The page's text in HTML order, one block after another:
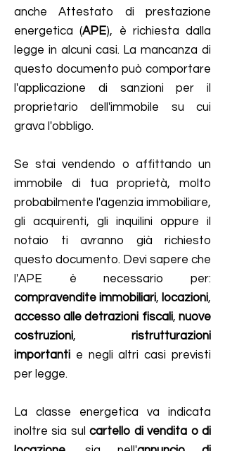
anche Attestato di prestazione
energetica (APE), è richiesta dalla
legge in alcuni casi. La mancanza di
questo documento può comportare
l'applicazione di sanzioni per il
proprietario dell'immobile su cui
grava l'obbligo.
Se stai vendendo o affittando un
immobile di tua proprietà, molto
probabilmente l'agenzia immobiliare,
gli acquirenti, gli inquilini oppure il
notaio ti avranno già richiesto
questo documento. Devi sapere che
l'APE è necessario per:
compravendite immobiliari, locazioni,
accesso alle detrazioni fiscali, nuove
costruzioni, ristrutturazioni
importanti e negli altri casi previsti
per legge.
La classe energetica va indicata
inoltre sia sulcartello di vendita o di